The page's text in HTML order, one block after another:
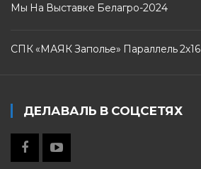
Мы На Выставке Белагро-2024
СПК «МАЯК Заполье» Параллель 2х16
ДЕЛАВАЛЬ В СОЦСЕТЯХ